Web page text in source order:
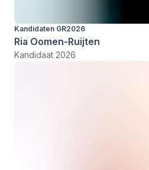
Kandidaten GR2026
Ria Oomen-Ruijten
Kandidaat 2026